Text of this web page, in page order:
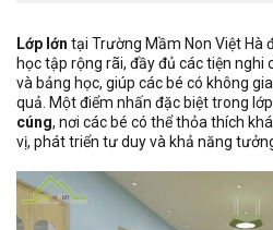
Lớp lớn tại Trường Mầm Non Việt Hà
học tập rộng rãi, đầy đủ các tiện nghi
và bảng học, giúp các bé có không
quả. Một điểm nhấn đặc biệt trong
cúng, nơi các bé có thể thỏa thích
vị, phát triển tư duy và khả năng